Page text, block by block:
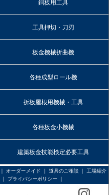
銅板用工具
工具押切・刀刃
板金機械折曲機
各種成型ロール機
折板屋根用機械・工具
各種板金小機械
建築板金技能検定必要工具
オーダーメイド 道具のご相談
工場紹介
プライバシーポリシー